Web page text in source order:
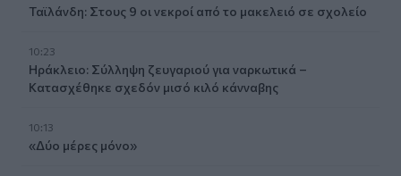
Ταϊλάνδη: Στους 9 οι νεκροί από το μακελειό σε σχολείο
10:23
Ηράκλειο: Σύλληψη ζευγαριού για ναρκωτικά –
Κατασχέθηκε σχεδόν μισό κιλό κάνναβης
10:13
«Δύο μέρες μόνο»